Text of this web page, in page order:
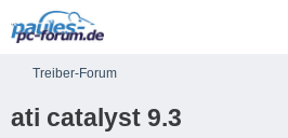
Treiber-Forum
ati catalyst 9.3